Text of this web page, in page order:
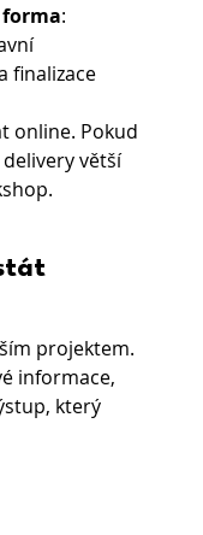
:
finalizace
online. Pokud
větší
projektem.
informace,
který